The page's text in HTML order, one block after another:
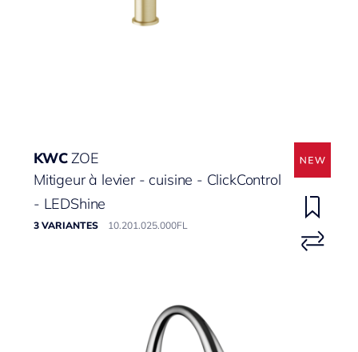
KWCZOE
Mitigeur à levier - cuisine - ClickControl
- LEDShine
3 VARIANTES 10.201.025.000FL